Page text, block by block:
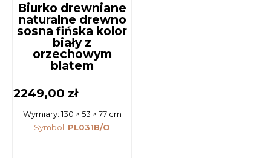
Biurko drewniane
naturalne drewno
sosna fińska kolor
biały z
orzechowym
blatem
2249,00 zł
Wymiary: 130 × 53 × 77 cm
Symbol: PL031B/O